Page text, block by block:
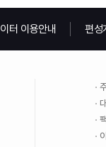
터 이용안내 편성